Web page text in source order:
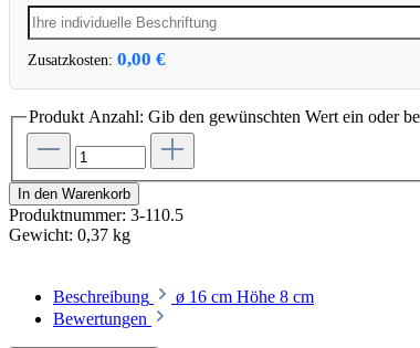
Zusatzkosten: 0,00 €
Produkt Anzahl: Gib den gewünschten Wert ein oder
In den Warenkorb
Produktnummer: 3-110.5
Gewicht: 0,37 kg
Beschreibung
ø 16 cm Höhe 8 cm
Bewertungen